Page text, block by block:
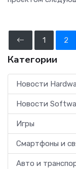
1 2
Категории
Новости
Новости
Игры
Смартфоны и
Авто и